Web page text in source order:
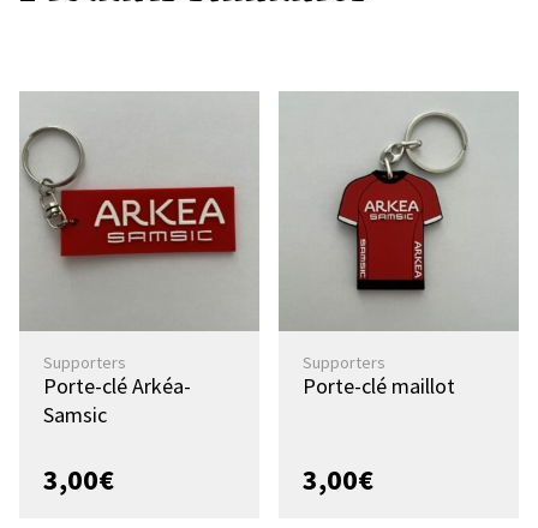
Supporters
Porte-clé Arkéa-
Samsic
3,00€
Supporters
Porte-clé maillot
3,00€